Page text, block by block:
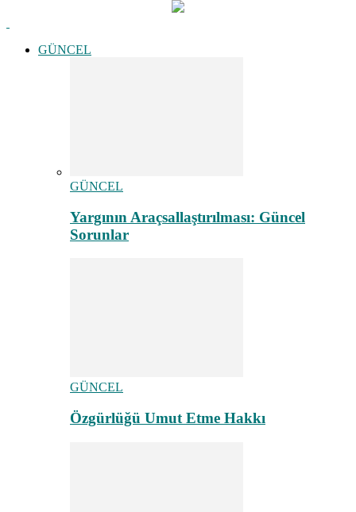
GÜNCEL
GÜNCEL
Yargının Araçsallaştırılması: Güncel
Sorunlar
GÜNCEL
Özgürlüğü Umut Etme Hakkı